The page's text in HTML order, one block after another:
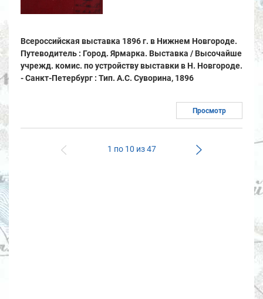
Всероссийская выставка 1896 г. в Нижнем Новгороде.
Путеводитель : Город. Ярмарка. Выставка / Высочайше
учрежд. комис. по устройству выставки в Н. Новгороде.
- Санкт-Петербург : Тип. А.С. Суворина, 1896
Просмотр
1 по 10 из 47